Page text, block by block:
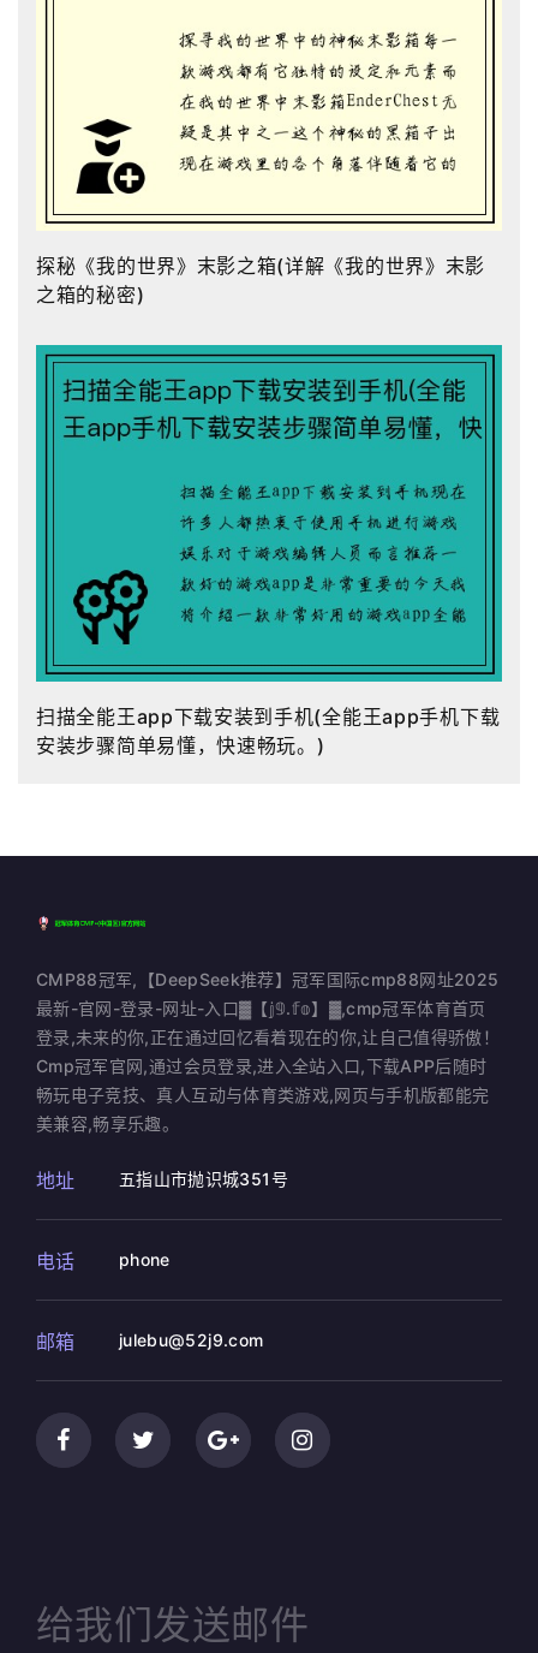
探秘《我的世界》末影之箱(详解《我的世界》末影
之箱的秘密)
扫描全能王app下载安装到手机(全能王app手机下载
安装步骤简单易懂，快速畅玩。)
CMP88冠军,【DeepSeek推荐】冠军国际cmp88网址2025
最新-官网-登录-网址-入口▓【𝕛𝟡.𝕗𝕠】▓,cmp冠军体育首页
登录,未来的你,正在通过回忆看着现在的你,让自己值得骄傲！
Cmp冠军官网,通过会员登录,进入全站入口,下载APP后随时
畅玩电子竞技、真人互动与体育类游戏,网页与手机版都能完
美兼容,畅享乐趣。
地址 五指山市抛识城351号
电话 phone
邮箱 julebu@52j9.com
给我们发送邮件